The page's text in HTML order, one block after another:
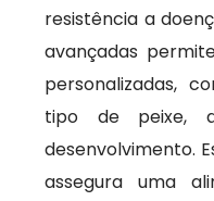
resistência a
avançadas
personalizadas,
tipo de peixe,
desenvolvimento.
assegura uma